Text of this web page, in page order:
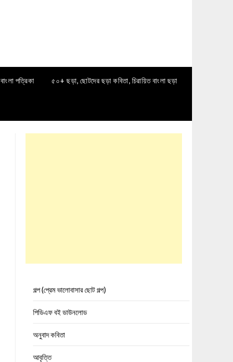
বাংলা পত্রিকা ৫০+ ছড়া, ছোটদের ছড়া কবিতা, চিরায়িত বাংলা ছড়া
গল্প (প্রেম ভালোবাসার ছোট গল্প)
পিডিএফ বই ডাউনলোড
অনুবাদ কবিতা
আবৃত্তি